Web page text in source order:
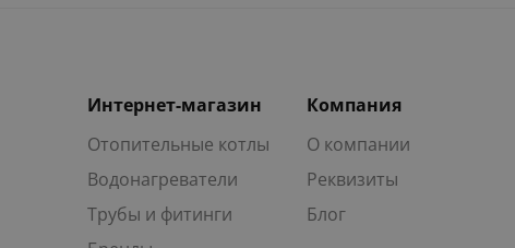
Интернет-магазин
Отопительные котлы
Водонагреватели
Трубы и фитинги
Компания
О компании
Реквизиты
Блог